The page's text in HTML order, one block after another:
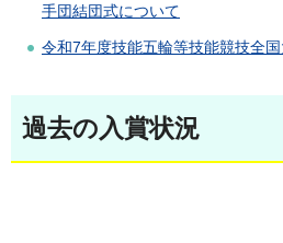
手団結団式について
令和7年度技能五輪等技能競技全
過去の入賞状況